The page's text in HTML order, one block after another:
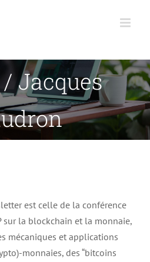
/ Jacques
est celle de la conférence
sur la blockchain et la monnaie,
mécaniques et applications
monnaies, des “bitcoins